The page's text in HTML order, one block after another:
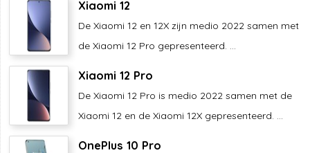
Xiaomi 12
De Xiaomi 12 en 12X zijn medio 2022 samen met
de Xiaomi 12 Pro gepresenteerd. ...
Xiaomi 12 Pro
De Xiaomi 12 Pro is medio 2022 samen met de
Xiaomi 12 en de Xiaomi 12X gepresenteerd. ...
OnePlus 10 Pro